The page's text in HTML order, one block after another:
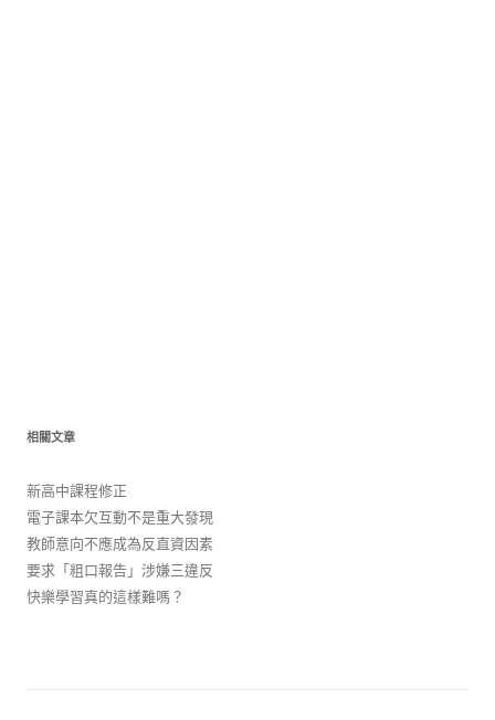
相關文章
新高中課程修正
電子課本欠互動不是重大發現
教師意向不應成為反直資因素
要求「粗口報告」涉嫌三違反
快樂學習真的這樣難嗎？